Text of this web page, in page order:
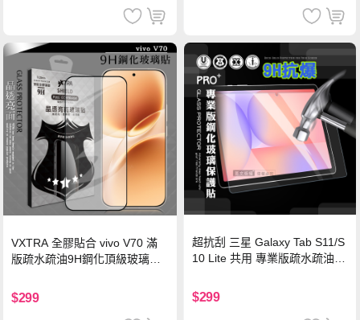
VXTRA 全膠貼合 vivo V70 滿
版疏水疏油9H鋼化頂級玻璃貼
$299
超抗刮 三星 Galaxy Tab S11/S
10 Lite 共用 專業版疏水疏油9
$299